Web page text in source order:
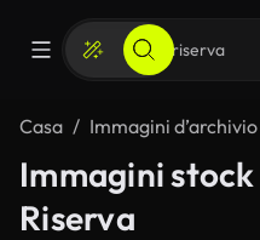
Casa Immagini
Immagini
Riserva